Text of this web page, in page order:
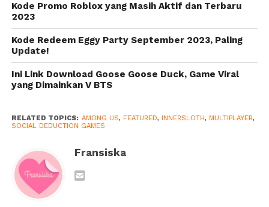
Kode Promo Roblox yang Masih Aktif dan Terbaru
2023
Kode Redeem Eggy Party September 2023, Paling
Update!
Ini Link Download Goose Goose Duck, Game Viral
yang Dimainkan V BTS
RELATED TOPICS: AMONG US, FEATURED, INNERSLOTH, MULTIPLAYER,
SOCIAL DEDUCTION GAMES
Fransiska